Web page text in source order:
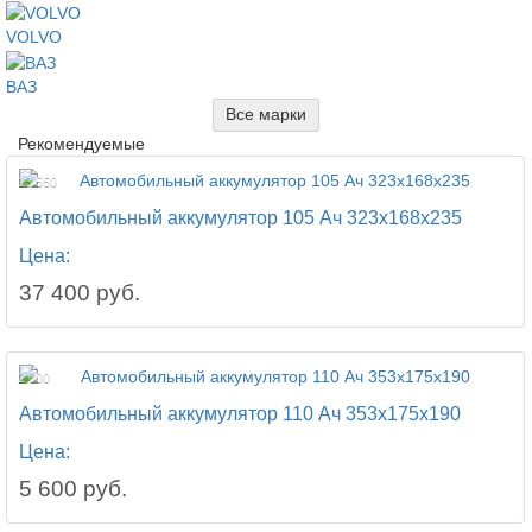
VOLVO
ВАЗ
Все марки
Рекомендуемые
13 550
Автомобильный аккумулятор 105 Ач 323x168x235
Цена:
37 400 руб.
2 000
Автомобильный аккумулятор 110 Ач 353x175x190
Цена:
5 600 руб.